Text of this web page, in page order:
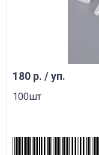
180 р. / уп.
100шт